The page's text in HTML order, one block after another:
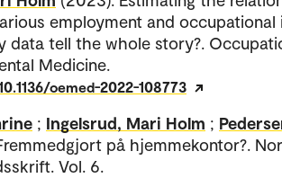
employment and occupational
data tell the whole story?.
Medicine.
oemed-2022-108773
; Ingelsrud, Mari Holm ;
på hjemmekontor?.
Vol. 6.